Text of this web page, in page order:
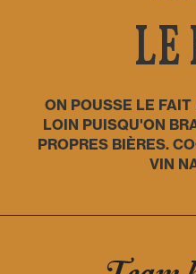
ON POUSSE LE
LOIN PUISQU'ON
PROPRES BIÈRES.
VIN